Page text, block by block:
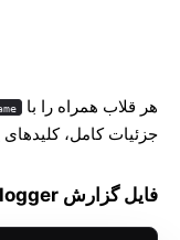
هر قلاب همراه را با
جزئیات کامل،
فایل گزارش command-logger